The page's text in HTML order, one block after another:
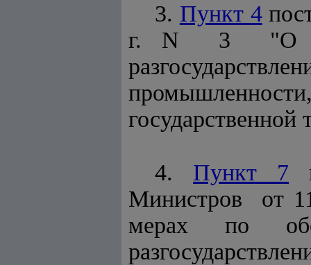
3. Пункт 4
г. N 3 "О
4. Пункт 7
Министров от
мерах по